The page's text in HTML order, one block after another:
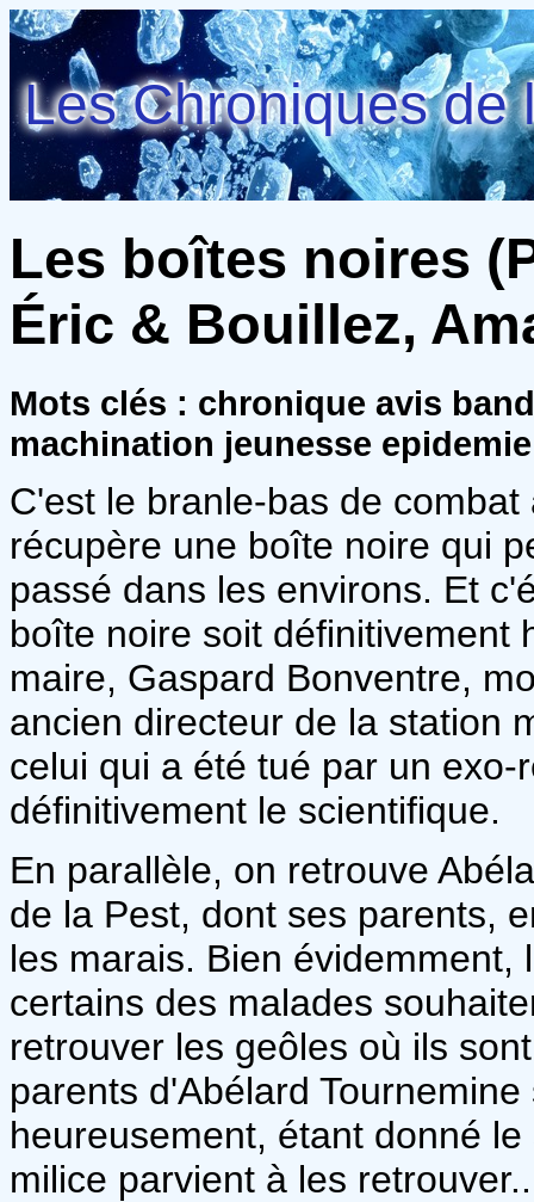
Les Chroniques de
Les boîtes noires
Éric & Bouillez,
Mots clés : chronique avis
machination jeunesse epidemie
C'est le branle-bas de
récupère une boîte noire qui
passé dans les environs. Et
boîte noire soit définitivement
maire, Gaspard Bonventre,
ancien directeur de la station
celui qui a été tué par un
définitivement le scientifique.
En parallèle, on retrouve
de la Pest, dont ses parents,
les marais. Bien
certains des malades
retrouver les geôles où ils
parents d'Abélard
heureusement, étant donné
milice parvient à les